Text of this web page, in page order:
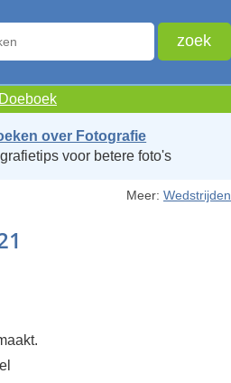
over Fotografie
voor betere foto's
Meer: Wedstrijden